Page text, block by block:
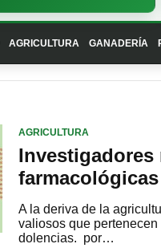
AGRICULTURA GANADERÍA
AGRICULTURA
A la deriva de la
valiosos que
dolencias. por…